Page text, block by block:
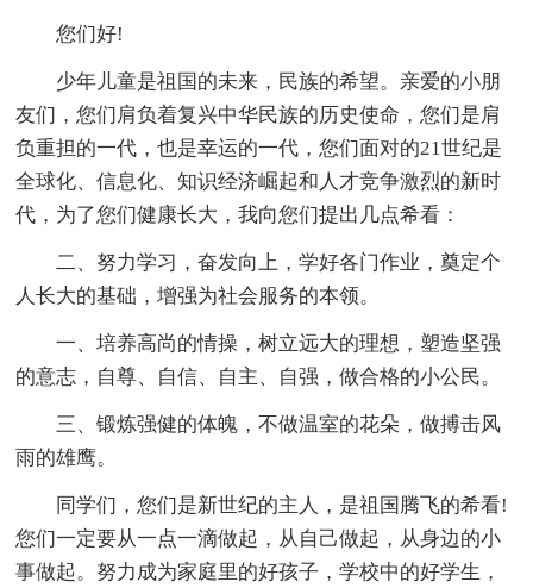
您们好!
少年儿童是祖国的未来，民族的希望。亲爱的小朋
友们，您们肩负着复兴中华民族的历史使命，您们是肩
负重担的一代，也是幸运的一代，您们面对的21世纪是
全球化、信息化、知识经济崛起和人才竞争激烈的新时
代，为了您们健康长大，我向您们提出几点希看：
二、努力学习，奋发向上，学好各门作业，奠定个
人长大的基础，增强为社会服务的本领。
一、培养高尚的情操，树立远大的理想，塑造坚强
的意志，自尊、自信、自主、自强，做合格的小公民。
三、锻炼强健的体魄，不做温室的花朵，做搏击风
雨的雄鹰。
同学们，您们是新世纪的主人，是祖国腾飞的希看!
您们一定要从一点一滴做起，从自己做起，从身边的小
事做起。努力成为家庭里的好孩子，学校中的好学生，